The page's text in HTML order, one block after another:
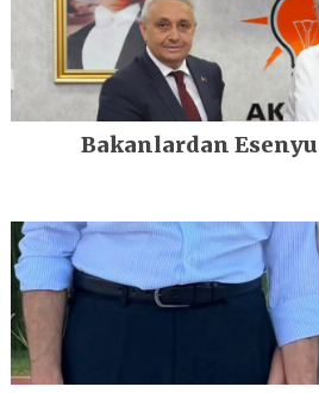
Bakanlardan